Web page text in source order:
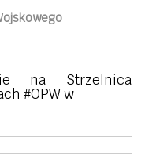
na Strzelnica
#OPW w